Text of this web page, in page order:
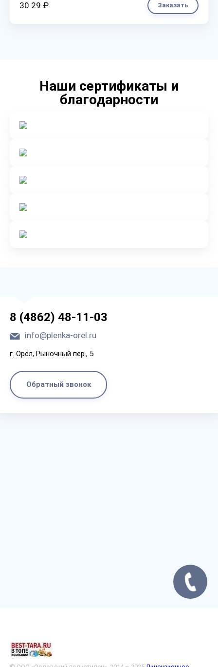
30.29 ₽ Заказать
Наши сертификаты и
благодарности
8 (4862) 48-11-03
info@plenka-orel.ru
г. Орёл, Рыночный пер., 5
Обратный звонок